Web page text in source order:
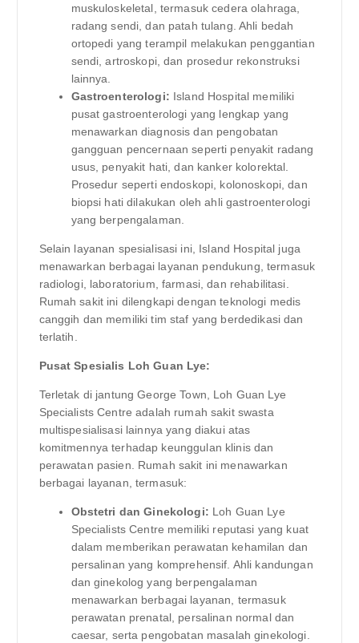
muskuloskeletal, termasuk cedera olahraga,
radang sendi, dan patah tulang. Ahli bedah
ortopedi yang terampil melakukan penggantian
sendi, artroskopi, dan prosedur rekonstruksi
lainnya.
Gastroenterologi: Island Hospital memiliki
pusat gastroenterologi yang lengkap yang
menawarkan diagnosis dan pengobatan
gangguan pencernaan seperti penyakit radang
usus, penyakit hati, dan kanker kolorektal.
Prosedur seperti endoskopi, kolonoskopi, dan
biopsi hati dilakukan oleh ahli gastroenterologi
yang berpengalaman.
Selain layanan spesialisasi ini, Island Hospital juga
menawarkan berbagai layanan pendukung, termasuk
radiologi, laboratorium, farmasi, dan rehabilitasi.
Rumah sakit ini dilengkapi dengan teknologi medis
canggih dan memiliki tim staf yang berdedikasi dan
terlatih.
Pusat Spesialis Loh Guan Lye:
Terletak di jantung George Town, Loh Guan Lye
Specialists Centre adalah rumah sakit swasta
multispesialisasi lainnya yang diakui atas
komitmennya terhadap keunggulan klinis dan
perawatan pasien. Rumah sakit ini menawarkan
berbagai layanan, termasuk:
Obstetri dan Ginekologi: Loh Guan Lye
Specialists Centre memiliki reputasi yang kuat
dalam memberikan perawatan kehamilan dan
persalinan yang komprehensif. Ahli kandungan
dan ginekolog yang berpengalaman
menawarkan berbagai layanan, termasuk
perawatan prenatal, persalinan normal dan
caesar, serta pengobatan masalah ginekologi.